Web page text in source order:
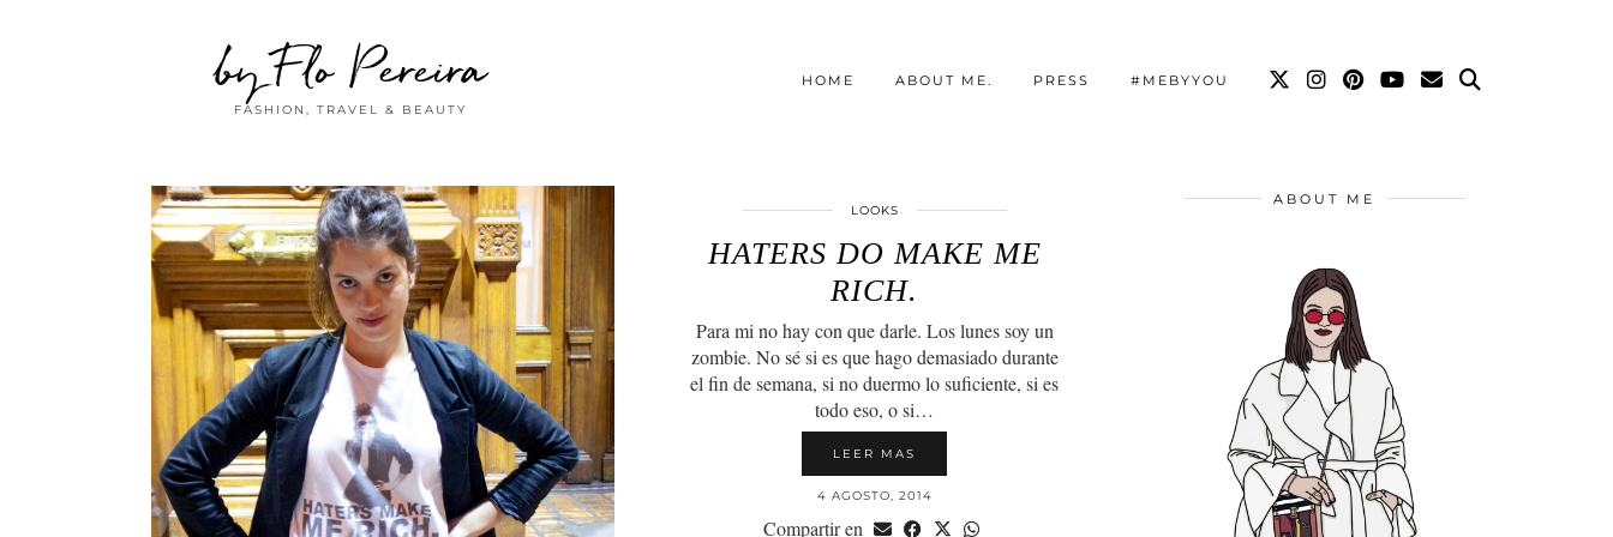
by Flo Pereira
FASHION, TRAVEL & BEAUTY
HOME ABOUT ME. PRESS #MEBYYOU
LOOKS
HATERS DO MAKE ME
RICH.
Para mi no hay con que darle. Los lunes soy un
zombie. No sé si es que hago demasiado durante
el fin de semana, si no duermo lo suficiente, si es
todo eso, o si…
LEER MAS
4 AGOSTO, 2014
Compartir en
ABOUT ME